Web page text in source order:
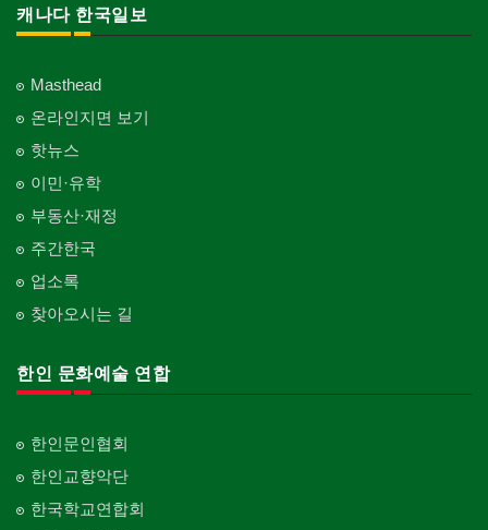
캐나다 한국일보
Masthead
온라인지면 보기
핫뉴스
이민·유학
부동산·재정
주간한국
업소록
찾아오시는 길
한인 문화예술 연합
한인문인협회
한인교향악단
한국학교연합회